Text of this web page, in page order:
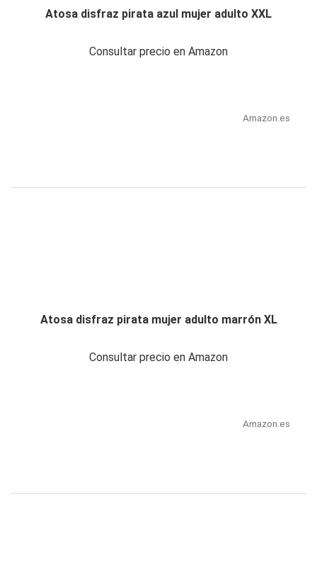
Atosa disfraz pirata azul mujer adulto XXL
Consultar precio en Amazon
Amazon.es
Atosa disfraz pirata mujer adulto marrón XL
Consultar precio en Amazon
Amazon.es